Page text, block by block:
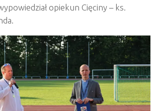
opiekun Cięciny – ks.